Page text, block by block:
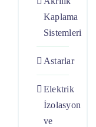
Kaplama
Sistemleri
Astarlar
Elektrik
İzolasyon
ve